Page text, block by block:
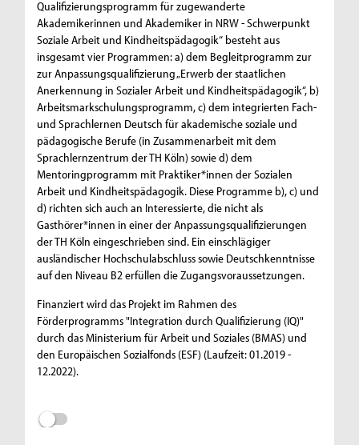
Qualifizierungsprogramm für zugewanderte
Akademikerinnen und Akademiker in NRW - Schwerpunkt
Soziale Arbeit und Kindheitspädagogik“ besteht aus
insgesamt vier Programmen: a) dem Begleitprogramm zur
zur Anpassungsqualifizierung „Erwerb der staatlichen
Anerkennung in Sozialer Arbeit und Kindheitspädagogik“, b)
Arbeitsmarkschulungsprogramm, c) dem integrierten Fach-
und Sprachlernen Deutsch für akademische soziale und
pädagogische Berufe (in Zusammenarbeit mit dem
Sprachlernzentrum der TH Köln) sowie d) dem
Mentoringprogramm mit Praktiker*innen der Sozialen
Arbeit und Kindheitspädagogik. Diese Programme b), c) und
d) richten sich auch an Interessierte, die nicht als
Gasthörer*innen in einer der Anpassungsqualifizierungen
der TH Köln eingeschrieben sind. Ein einschlägiger
ausländischer Hochschulabschluss sowie Deutschkenntnisse
auf den Niveau B2 erfüllen die Zugangsvoraussetzungen.
Finanziert wird das Projekt im Rahmen des
Förderprogramms "Integration durch Qualifizierung (IQ)"
durch das Ministerium für Arbeit und Soziales (BMAS) und
den Europäischen Sozialfonds (ESF) (Laufzeit: 01.2019 -
12.2022).